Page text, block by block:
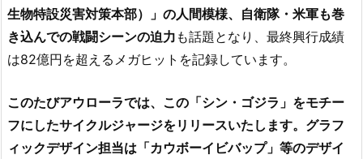
生物特設災害対策本部）」の人間模様、自衛隊・米軍も巻
き込んでの戦闘シーンの迫力 も話題となり、最終興行成績
は82億円を超えるメガヒットを記録しています。
このたびアウローラでは、この「シン・ゴジラ」をモチー
フにしたサイクルジャージをリリースいたします。グラフ
ィックデザイン担当は「カウボーイビバップ」等のデザイ